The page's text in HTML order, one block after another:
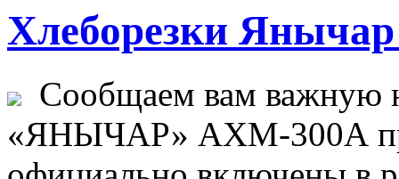
Хлеборезки Янычар
Сообщаем вам важную
«ЯНЫЧАР» АХМ-300А